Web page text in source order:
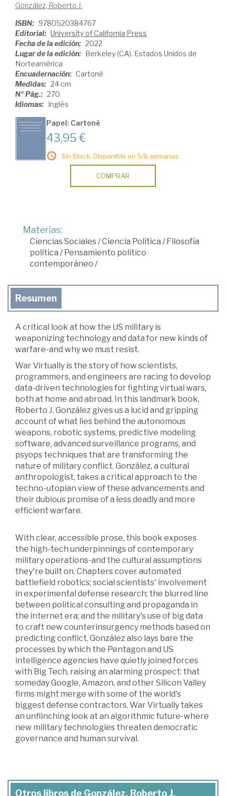
González, Roberto J.
ISBN: 9780520384767
Editorial: University of California Press
Fecha de la edición: 2022
Lugar de la edición: Berkeley (CA). Estados Unidos de
Norteamérica
Encuadernación: Cartoné
Medidas: 24 cm
Nº Pág.: 270
Idiomas: Inglés
Papel: Cartoné
43,95 €
Sin Stock. Disponible en 5/6 semanas.
COMPRAR
Materias:
Ciencias Sociales/Ciencia Política /Filosofía
política /Pensamiento político
contemporáneo /
Resumen
A critical look at how the US military is
weaponizing technology and data for new kinds of
warfare-and why we must resist.
War Virtually is the story of how scientists,
programmers, and engineers are racing to develop
data-driven technologies for fighting virtual wars,
both at home and abroad. In this landmark book,
Roberto J. González gives us a lucid and gripping
account of what lies behind the autonomous
weapons, robotic systems, predictive modeling
software, advanced surveillance programs, and
psyops techniques that are transforming the
nature of military conflict. González, a cultural
anthropologist, takes a critical approach to the
techno-utopian view of these advancements and
their dubious promise of a less deadly and more
efficient warfare.
With clear, accessible prose, this book exposes
the high-tech underpinnings of contemporary
military operations-and the cultural assumptions
they're built on. Chapters cover automated
battlefield robotics; social scientists' involvement
in experimental defense research; the blurred line
between political consulting and propaganda in
the internet era; and the military's use of big data
to craft new counterinsurgency methods based on
predicting conflict. González also lays bare the
processes by which the Pentagon and US
intelligence agencies have quietly joined forces
with Big Tech, raising an alarming prospect: that
someday Google, Amazon, and other Silicon Valley
firms might merge with some of the world's
biggest defense contractors. War Virtually takes
an unflinching look at an algorithmic future-where
new military technologies threaten democratic
governance and human survival.
Otros libros de González, Roberto J.